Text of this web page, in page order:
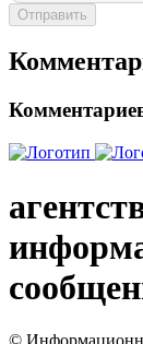
Отправить
©